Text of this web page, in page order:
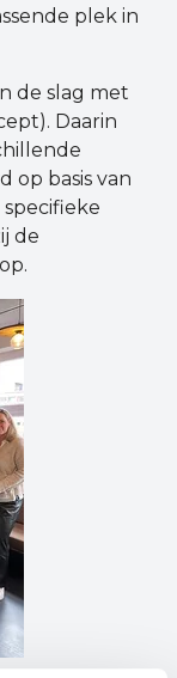
plek in
de slag met
Daarin
op basis van
de